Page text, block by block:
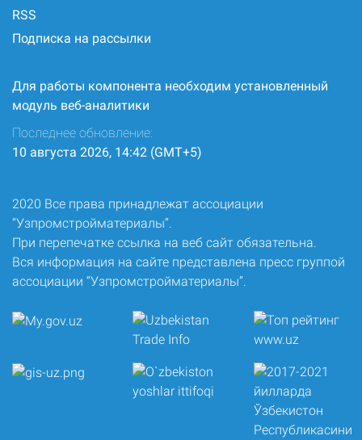
RSS
Подписка на рассылки
Для работы компонента необходим установленный
модуль веб-аналитики
Последнее обновление:
10 августа 2026, 14:42 (GMT+5)
2020 Все права принадлежат ассоциации
“Узпромстройматериалы”.
При перепечатке ссылка на веб сайт обязательна.
Вся информация на сайте представлена пресс группой
ассоциации “Узпромстройматериалы”.